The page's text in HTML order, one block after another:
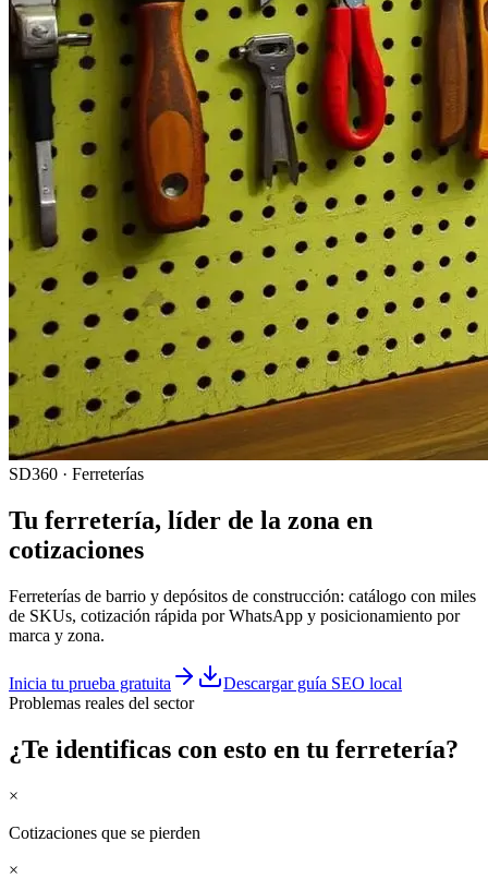
SD360 · Ferreterías
Tu ferretería, líder de la zona en
cotizaciones
Ferreterías de barrio y depósitos de construcción: catálogo con miles
de SKUs, cotización rápida por WhatsApp y posicionamiento por
marca y zona.
Inicia tu prueba gratuita
Descargar guía SEO local
Problemas reales del sector
¿Te identificas con esto en tu ferretería?
×
Cotizaciones que se pierden
×